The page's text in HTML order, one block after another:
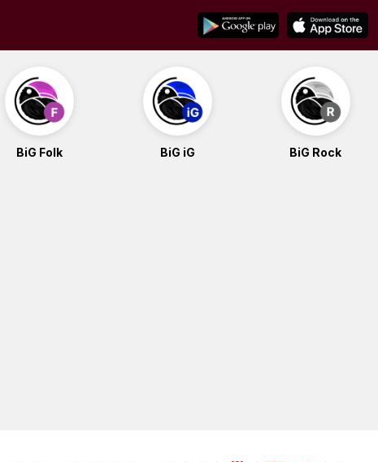
BiG Folk BiG iG BiG Rock